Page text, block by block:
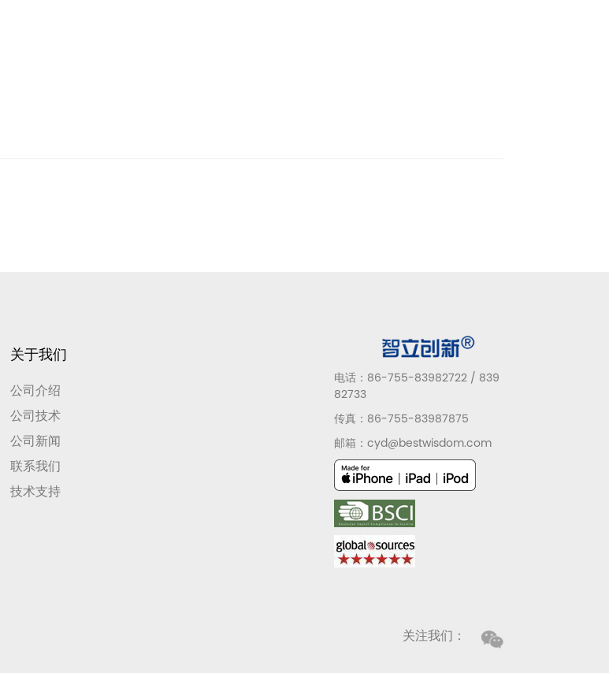
关于我们
公司介绍
公司技术
公司新闻
联系我们
技术支持
电话：86-755-83982722 / 839
82733
传真：86-755-83987875
邮箱：cyd@bestwisdom.com
关注我们：